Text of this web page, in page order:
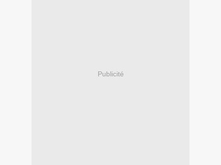
Publicité